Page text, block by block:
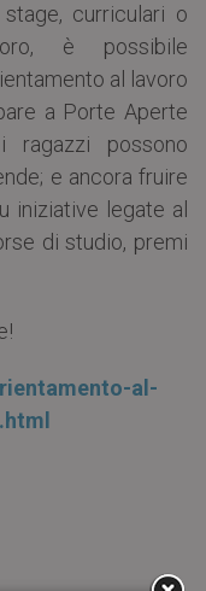
curriculari o
è possibile
al lavoro
a Porte Aperte
possono
e ancora fruire
iniziative legate al
di studio, premi
al-